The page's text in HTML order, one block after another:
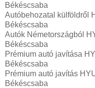
Békéscsaba
Autóbehozatal külföldről
Békéscsaba
Autók Németországból‎
Békéscsaba
Prémium autó javítása
Békéscsaba
Prémium autó javítás
Békéscsaba